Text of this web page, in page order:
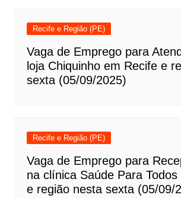
Recife e Região (PE)
Vaga de Emprego para
loja Chiquinho em Recife e
sexta (05/09/2025)
Recife e Região (PE)
Vaga de Emprego para
na clínica Saúde Para
e região nesta sexta (05/09/